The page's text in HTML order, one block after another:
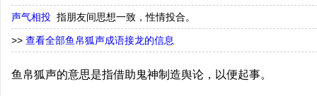
声气相投 指朋友间思想一致，性情投合。
>> 查看全部鱼帛狐声成语接龙的信息
鱼帛狐声的意思是指借助鬼神制造舆论，以便起事。